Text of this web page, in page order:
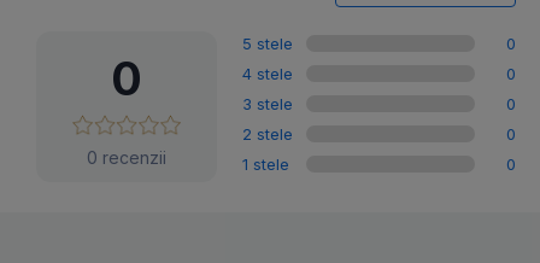
0
0 recenzii
5 stele
0
4 stele
0
3 stele
0
2 stele
0
1 stele
0